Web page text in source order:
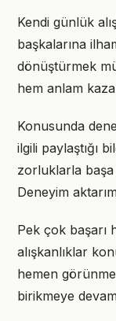
Kendi günlük
başkalarına
dönüştürmek
hem anlam
Konusunda
ilgili paylaştığı
zorluklarla başa
Deneyim
Pek çok başarı
alışkanlıklar
hemen
birikmeye